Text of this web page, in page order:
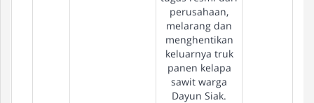
perusahaan,
melarang dan
menghentikan
keluarnya truk
panen kelapa
sawit warga
Dayun Siak.